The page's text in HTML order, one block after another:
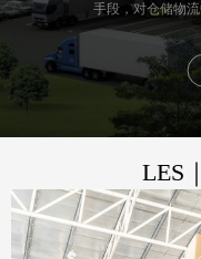
手段，对仓储物
LES